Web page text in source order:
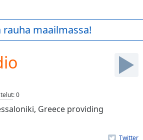
rauha maailmassa!
:0
Greece providing